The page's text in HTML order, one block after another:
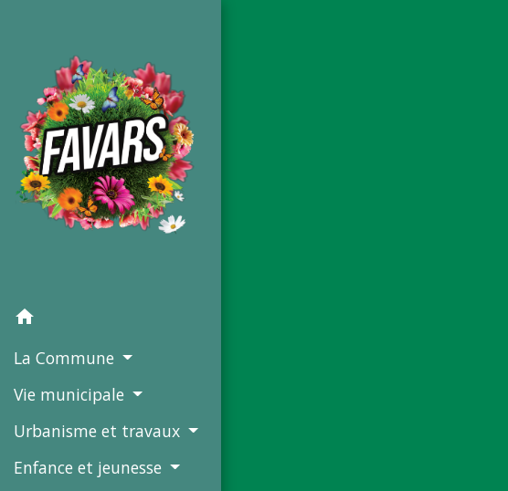
home
La Commune
Vie municipale
Urbanisme et travaux
Enfance et jeunesse